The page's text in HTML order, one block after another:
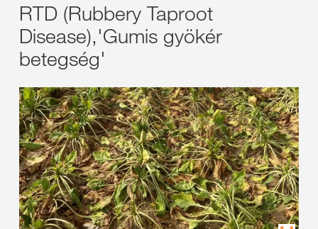
RTD (Rubbery Taproot
Disease),'Gumis gyökér
betegség'